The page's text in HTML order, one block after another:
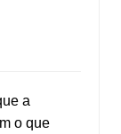
a
o que